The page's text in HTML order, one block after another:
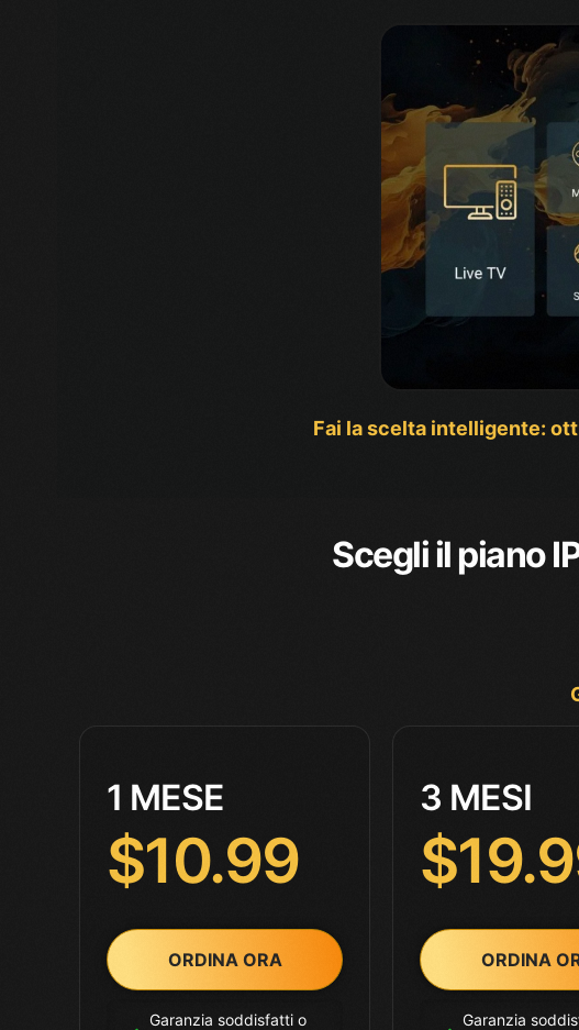
Fai la scelta intelligente:
Scegli il piano
1 MESE
$10.99
ORDINA ORA
Garanzia soddisfatti o
3 MESI
ORDINA
Garanzia